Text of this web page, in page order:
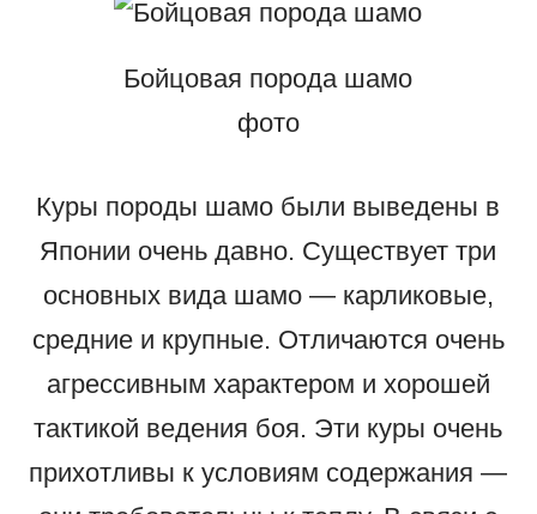
Бойцовая порода шамо
фото
Куры породы шамо были выведены в
Японии очень давно. Существует три
основных вида шамо — карликовые,
средние и крупные. Отличаются очень
агрессивным характером и хорошей
тактикой ведения боя. Эти куры очень
прихотливы к условиям содержания —